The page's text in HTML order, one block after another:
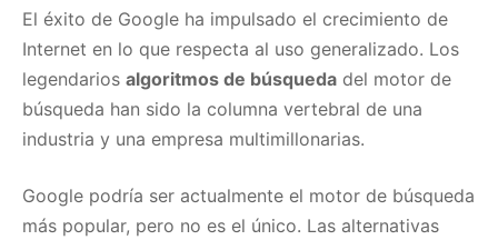
El éxito de Google ha impulsado el crecimiento de
Internet en lo que respecta al uso generalizado. Los
legendarios algoritmos de búsqueda del motor de
búsqueda han sido la columna vertebral de una
industria y una empresa multimillonarias.
Google podría ser actualmente el motor de búsqueda
más popular, pero no es el único. Las alternativas